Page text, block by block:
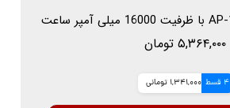
۵,۳۶۴,۰۰۰ تومان
4 قسط 1,341,000 تومانی